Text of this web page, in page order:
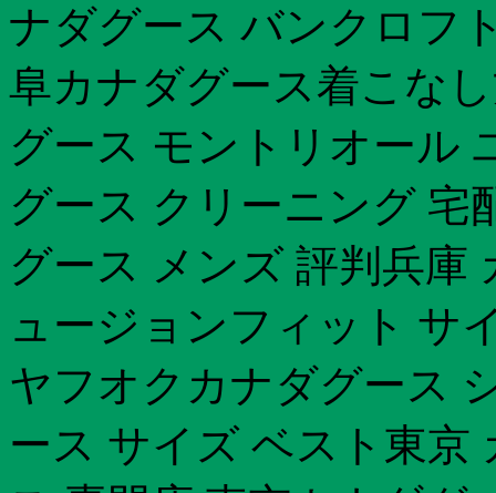
ナダグース バンクロフ
阜カナダグース着こな
グース モントリオール
グース クリーニング 宅
グース メンズ 評判兵庫
ュージョンフィット サ
ヤフオクカナダグース
ース サイズ ベスト東京